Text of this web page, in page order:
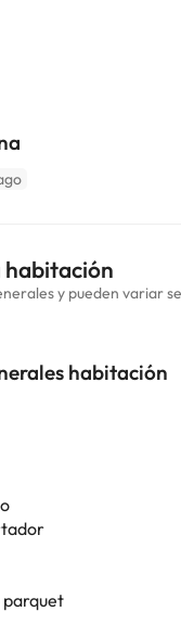
habitación
y pueden variar
habitación
parquet